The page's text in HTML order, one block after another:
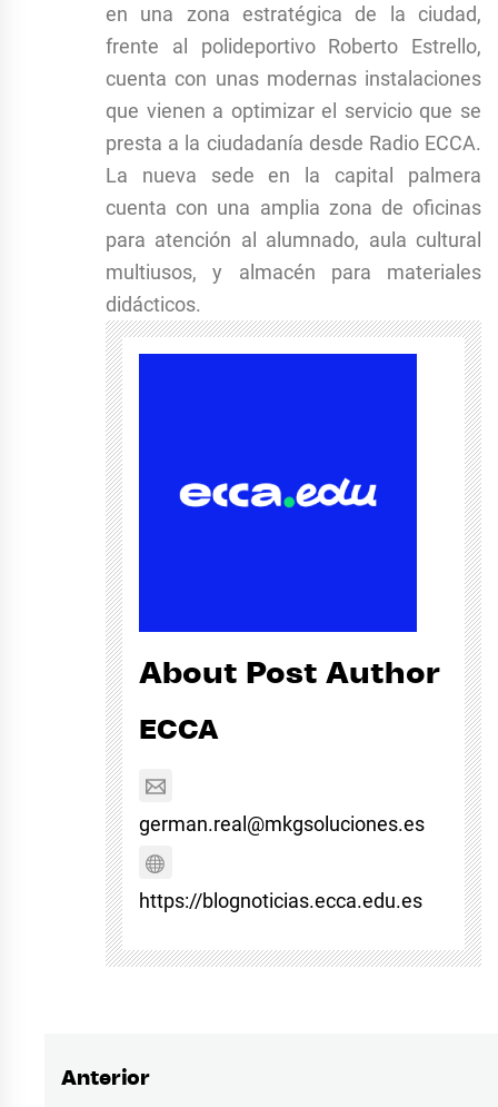
en una zona estratégica de la ciudad,
frente al polideportivo Roberto Estrello,
cuenta con unas modernas instalaciones
que vienen a optimizar el servicio que se
presta a la ciudadanía desde Radio ECCA.
La nueva sede en la capital palmera
cuenta con una amplia zona de oficinas
para atención al alumnado, aula cultural
multiusos, y almacén para materiales
didácticos.
About Post Author
ECCA
german.real@mkgsoluciones.es
https://blognoticias.ecca.edu.es
Navegación
Anterior